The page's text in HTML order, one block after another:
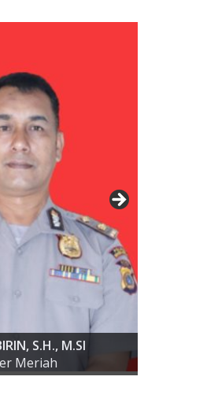
SUSANTO S.I.K.,
S.H., M.SI
Meriah